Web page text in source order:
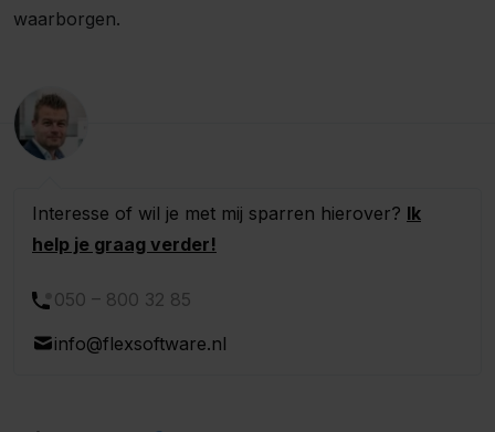
waarborgen.
Interesse of wil je met mij sparren hierover? Ik
help je graag verder!
050 – 800 32 85
info@flexsoftware.nl